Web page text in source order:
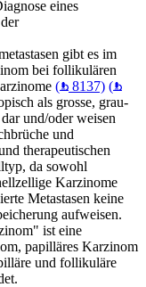
eines
gibt es im
bei follikulären
( 8137) (
als grosse, grau-
und/oder weisen
und
therapeutischen
da sowohl
Karzinome
Metastasen keine
aufweisen.
ist eine
papilläres Karzinom
und follikuläre